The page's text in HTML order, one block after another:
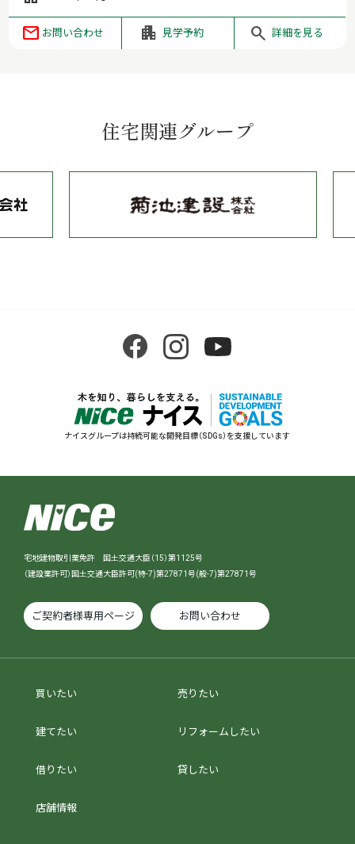
お問い合わせ 見学予約 詳細を見る
住宅関連グループ
ナイスグループは持続可能な開発目標（SDGs）を支援しています
宅地建物取引業免許 国土交通大臣（15）第1125号
（建設業許可）国土交通大臣許可(特-7)第27871号(般-7)第27871号
ご契約者様専用ページ お問い合わせ
買いたい 売りたい
建てたい リフォームしたい
借りたい 貸したい
店舗情報